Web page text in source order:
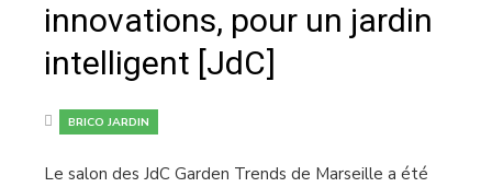
innovations, pour un jardin
intelligent [JdC]
BRICO JARDIN
Le salon des JdC Garden Trends de Marseille a été